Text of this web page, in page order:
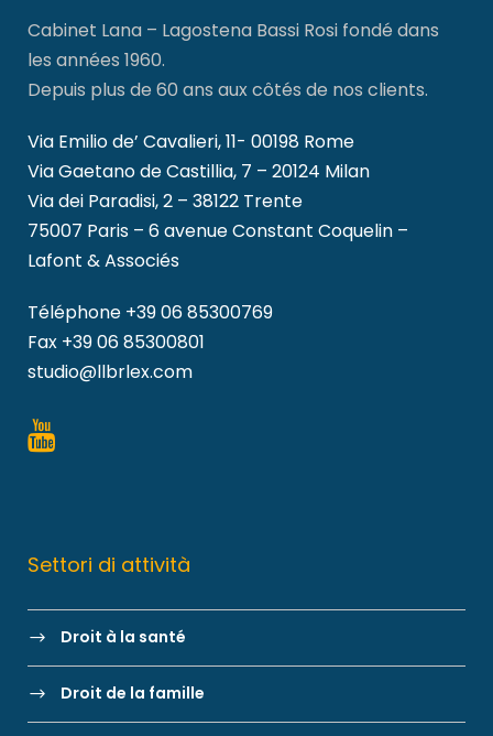
Cabinet Lana – Lagostena Bassi Rosi fondé dans
les années 1960.
Depuis plus de 60 ans aux côtés de nos clients.
Via Emilio de’ Cavalieri, 11- 00198 Rome
Via Gaetano de Castillia, 7 – 20124 Milan
Via dei Paradisi, 2 – 38122 Trente
75007 Paris – 6 avenue Constant Coquelin –
Lafont & Associés
Téléphone +39 06 85300769
Fax +39 06 85300801
studio@llbrlex.com
Settori di attività
Droit à la santé
Droit de la famille